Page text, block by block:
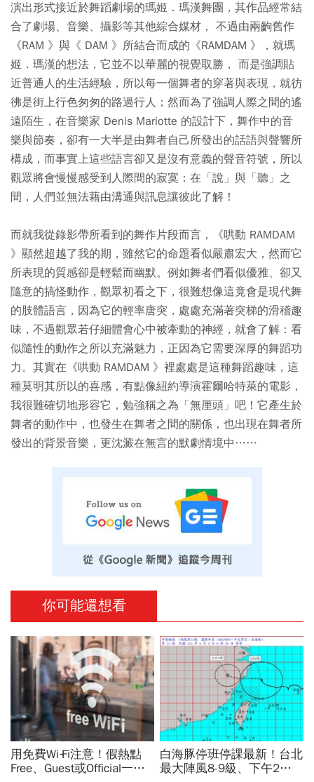
演出形式接近於舞蹈劇場的瑪姬．瑪漢舞團，其作品經常結
合了劇場、音樂、攝影等其他綜合媒材， 不過由兩齣舊作
《RAM 》與《 DAM 》所結合而成的《RAMDAM 》，就瑪
姬．瑪漢的想法，它並不以華麗的視覺取勝， 而是強調貼
近普通人的生活經驗，所以每一個舞者的穿著與表現，就彷
彿是街上行色匆匆的路過行人；然而為了強調人際之間的遙
遠陌生，在音樂家 Denis Mariotte 的設計下，舞作中的音
樂與節奏，卻有一大半是由舞者自己所發出的話語與聲響所
構成，而事實上這些語言卻又是沒有意義的聲音符號，所以
觀眾將會慢慢感受到人際間的寂寞：在「說」與「聽」之
間，人們並無法藉由溝通與訊息讓彼此了解！
而就我從錄影帶所看到的舞作片段而言，《哄動 RAMDAM
》顯然超越了我的期，雖然它的命題看似嚴肅宏大，然而它
所表現的質感卻是輕鬆而幽默。例如舞者們看似優雅、卻又
隨意的搞怪動作，觀眾初看之下，很難想像這竟會是現代舞
的肢體語言，因為它的輕率唐突，處處充滿著突梯的滑稽趣
味，不過觀眾若仔細體會心中被牽動的神經，就會了解：看
似隨性的動作之所以充滿魅力，正因為它需要深厚的舞蹈功
力。其實在《哄動 RAMDAM 》裡處處是這種舞蹈趣味，這
種莫明其所以的喜感，有點像紐約導演霍爾哈特萊的電影，
我很難確切地形容它，勉強稱之為「無厘頭」吧！它產生於
舞者的動作中，也發生在舞者之間的關係，也出現在舞者所
發出的背景音樂，更沈澱在無言的默劇情境中……
你可能還想看
用免費Wi‑Fi注意！假熱點
Free、Guest或Official一按
白海豚停班停課最新！台北
最大陣風8-9級、下午2點